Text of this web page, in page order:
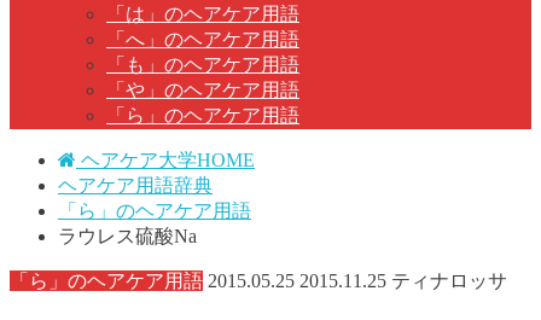
「は」のヘアケア用語
「へ」のヘアケア用語
「も」のヘアケア用語
「や」のヘアケア用語
「ら」のヘアケア用語
ヘアケア大学HOME
ヘアケア用語辞典
「ら」のヘアケア用語
ラウレス硫酸Na
「ら」のヘアケア用語 2015.05.25 2015.11.25 ティナロッサ